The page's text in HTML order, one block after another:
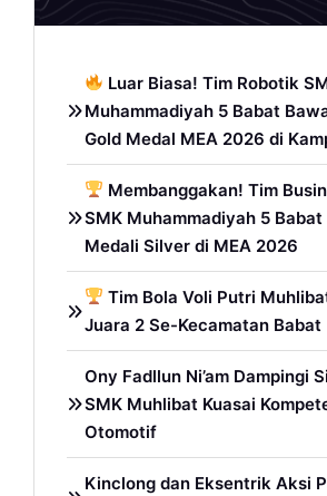
Luar Biasa! Tim Robotik
Muhammadiyah 5 Babat
Gold Medal MEA 2026 di
Membanggakan! Tim
SMK Muhammadiyah 5 Babat
Medali Silver di MEA 2026
Tim Bola Voli Putri
Juara 2 Se-Kecamatan Babat
Ony Fadllun Ni’am Dampingi
SMK Muhlibat Kuasai
Otomotif
Kinclong dan Eksentrik Aksi